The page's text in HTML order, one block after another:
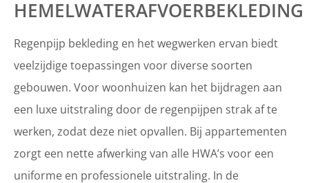
HEMELWATERAFVOERBEKLEDING
Regenpijp bekleding en het wegwerken ervan biedt
veelzijdige toepassingen voor diverse soorten
gebouwen. Voor woonhuizen kan het bijdragen aan
een luxe uitstraling door de regenpijpen strak af te
werken, zodat deze niet opvallen. Bij appartementen
zorgt een nette afwerking van alle HWA’s voor een
uniforme en professionele uitstraling. In de